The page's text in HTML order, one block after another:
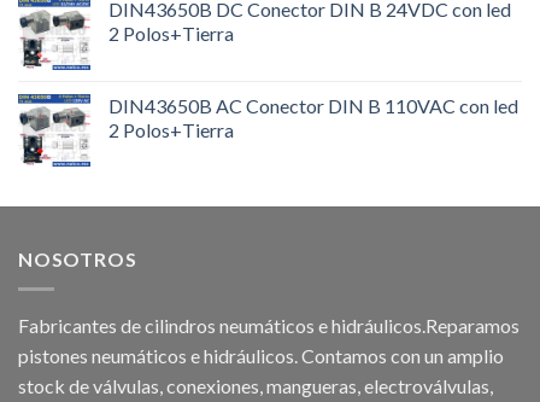
DIN43650B DC Conector DIN B 24VDC con led
2 Polos+Tierra
DIN43650B AC Conector DIN B 110VAC con led
2 Polos+Tierra
NOSOTROS
Fabricantes de cilindros neumáticos e hidráulicos.Reparamos
pistones neumáticos e hidráulicos. Contamos con un amplio
stock de válvulas, conexiones, mangueras, electroválvulas,